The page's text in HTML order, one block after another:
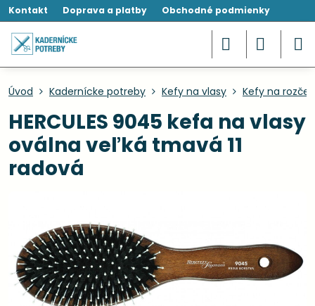
Kontakt Doprava a platby Obchodné podmienky
Úvod Kadernícke potreby Kefy na vlasy Kefy na
HERCULES 9045 kefa na vlasy
oválna veľká tmavá 11
radová